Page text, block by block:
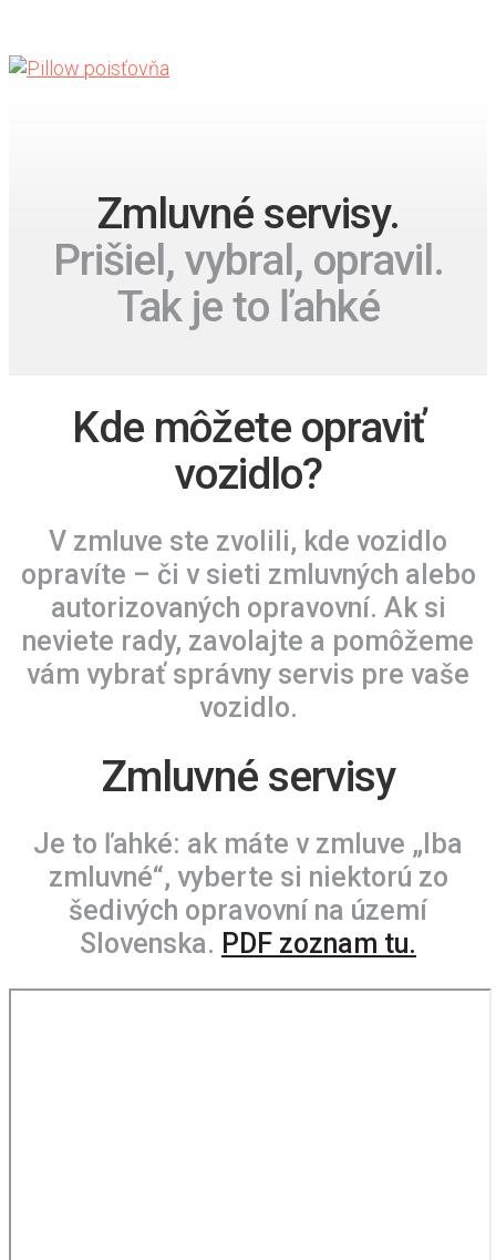
Zmluvné servisy.
Prišiel, vybral, opravil.
Tak je to ľahké
Kde môžete opraviť
vozidlo?
V zmluve ste zvolili, kde vozidlo
opravíte – či v sieti zmluvných alebo
autorizovaných opravovní. Ak si
neviete rady, zavolajte a pomôžeme
vám vybrať správny servis pre vaše
vozidlo.
Zmluvné servisy
Je to ľahké: ak máte v zmluve „Iba
zmluvné“, vyberte si niektorú zo
šedivých opravovní na území
Slovenska. PDF zoznam tu.